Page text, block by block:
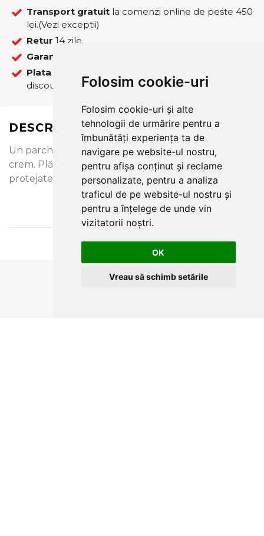
Folosim cookie-uri
Folosim cookie-uri și alte
tehnologii de urmărire pentru a
îmbunătăți experiența ta de
navigare pe website-ul nostru,
pentru afișa conținut și reclame
personalizate, pentru a analiza
traficul de pe website-ul nostru și
pentru a înțelege de unde vin
vizitatorii noștri.
OK
Vreau să schimb setările
Transport gratuit la comenzi online de peste 450
lei.(Vezi exceptii)
Retur 14 zile.
Garantie
Plata
discount pentru comenzile finalizate pe site!
DESCRIERE
Un parchet din stejar cu o nuanță delicată de alb-
crem. Plăcile sunt evidențiate prin periere și
protejate cu un lac mat.